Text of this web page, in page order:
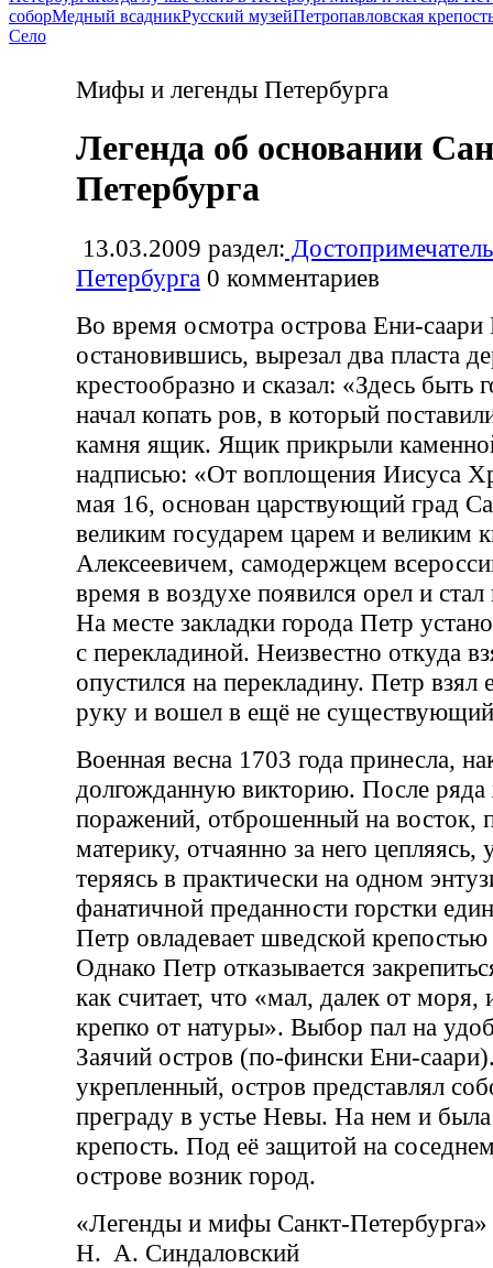
соборМедный всадникРусский музейПетропавловская
Село
Мифы и легенды Петербурга
Легенда об основании
Петербурга
13.03.2009 раздел:
Петербурга 0 комментариев
Во время осмотра острова Ени-саари
остановившись, вырезал два пласта
крестообразно и сказал: «Здесь быть
начал копать ров, в который
камня ящик. Ящик прикрыли
надписью: «От воплощения Иисуса
мая 16, основан царствующий град
великим государем царем и великим
Алексеевичем, самодержцем
время в воздухе появился орел и
На месте закладки города Петр
с перекладиной. Неизвестно откуда
опустился на перекладину. Петр взял
руку и вошел в ещё не
Военная весна 1703 года принесла,
долгожданную викторию. После ряда
поражений, отброшенный на восток,
материку, отчаянно за него цепляясь,
теряясь в практически на одном
фанатичной преданности горстки
Петр овладевает шведской
Однако Петр отказывается
как считает, что «мал, далек от моря,
крепко от натуры». Выбор пал на
Заячий остров (по-фински Ени-
укрепленный, остров представлял
преграду в устье Невы. На нем и
крепость. Под её защитой на
острове возник город.
«Легенды и мифы Санкт-Петербурга»
Н. А. Синдаловский